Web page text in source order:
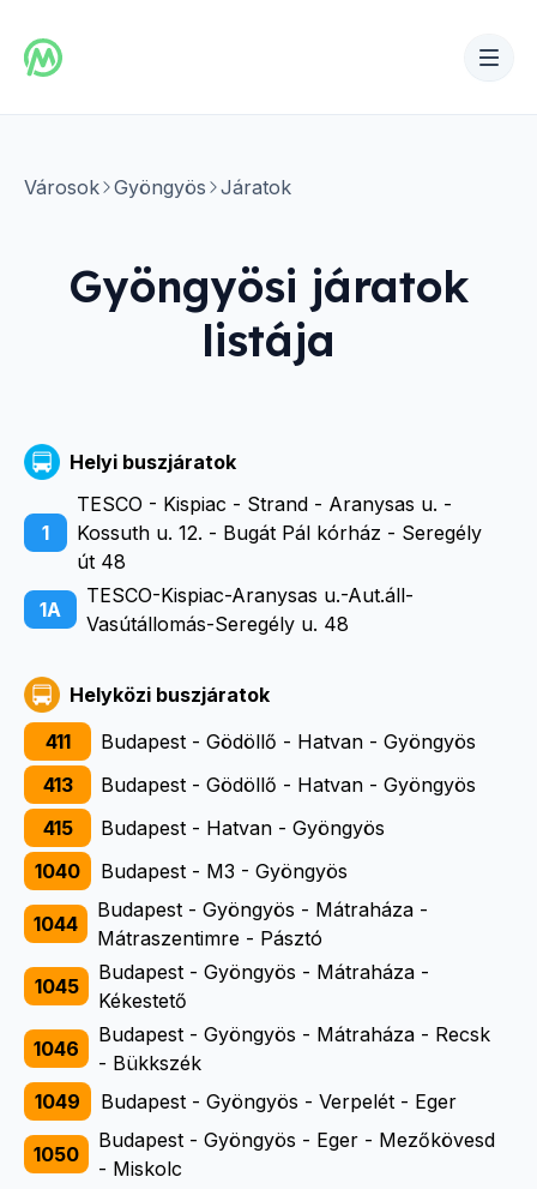
Városok Gyöngyös Járatok
Gyöngyösi járatok
listája
Helyi buszjáratok
1
TESCO - Kispiac - Strand - Aranysas u. -
Kossuth u. 12. - Bugát Pál kórház - Seregély
út 48
1A
TESCO-Kispiac-Aranysas u.-Aut.áll-
Vasútállomás-Seregély u. 48
Helyközi buszjáratok
411
Budapest - Gödöllő - Hatvan - Gyöngyös
413
Budapest - Gödöllő - Hatvan - Gyöngyös
415
Budapest - Hatvan - Gyöngyös
1040
Budapest - M3 - Gyöngyös
1044
Budapest - Gyöngyös - Mátraháza -
Mátraszentimre - Pásztó
1045
Budapest - Gyöngyös - Mátraháza -
Kékestető
1046
Budapest - Gyöngyös - Mátraháza - Recsk
- Bükkszék
1049
Budapest - Gyöngyös - Verpelét - Eger
1050
Budapest - Gyöngyös - Eger - Mezőkövesd
- Miskolc